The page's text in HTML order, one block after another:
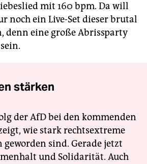
mit 160 bpm. Da will
noch ein Live-Set dieser brutal
denn eine große Abrissparty
stärken
der AfD bei den kommenden
wie stark rechtsextreme
sind. Gerade jetzt
und Solidarität. Auch